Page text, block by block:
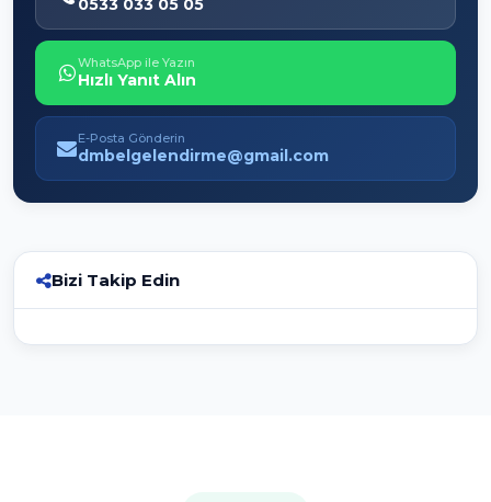
0533 033 05 05
WhatsApp ile Yazın
Hızlı Yanıt Alın
E-Posta Gönderin
dmbelgelendirme@gmail.com
Bizi Takip Edin